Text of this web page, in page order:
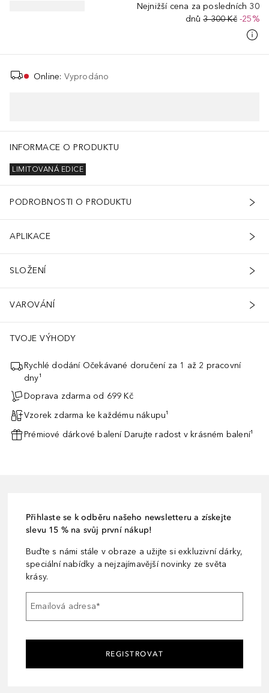
Nejnižší cena za posledních 30
dnů 3 300 Kč-25%
Online: Vyprodáno
INFORMACE O PRODUKTU
LIMITOVANÁ EDICE
PODROBNOSTI O PRODUKTU
APLIKACE
SLOŽENÍ
VAROVÁNÍ
TVOJE VÝHODY
Rychlé dodání Očekávané doručení za 1 až 2 pracovní
dny¹
Doprava zdarma od 699 Kč
Vzorek zdarma ke každému nákupu¹
Prémiové dárkové balení Darujte radost v krásném balení¹
Přihlaste se k odběru našeho newsletteru a získejte
slevu 15 % na svůj první nákup!
Buďte s námi stále v obraze a užijte si exkluzivní dárky,
speciální nabídky a nejzajímavější novinky ze světa
krásy.
Emailová adresa*
REGISTROVAT